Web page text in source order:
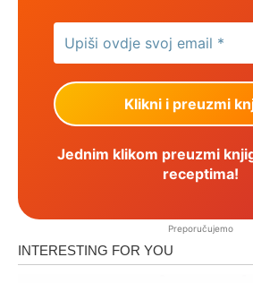
Jednim klikom preuzmi
receptima!
Preporučujemo